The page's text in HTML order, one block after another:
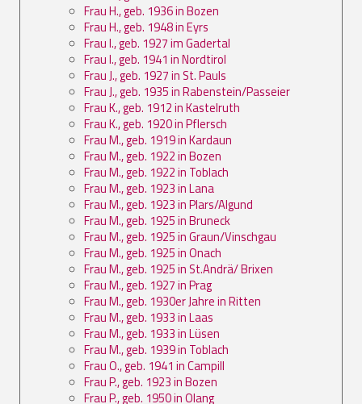
Frau H., geb. 1936 in Bozen
Frau H., geb. 1948 in Eyrs
Frau I., geb. 1927 im Gadertal
Frau I., geb. 1941 in Nordtirol
Frau J., geb. 1927 in St. Pauls
Frau J., geb. 1935 in Rabenstein/Passeier
Frau K., geb. 1912 in Kastelruth
Frau K., geb. 1920 in Pflersch
Frau M., geb. 1919 in Kardaun
Frau M., geb. 1922 in Bozen
Frau M., geb. 1922 in Toblach
Frau M., geb. 1923 in Lana
Frau M., geb. 1923 in Plars/Algund
Frau M., geb. 1925 in Bruneck
Frau M., geb. 1925 in Graun/Vinschgau
Frau M., geb. 1925 in Onach
Frau M., geb. 1925 in St.Andrä/ Brixen
Frau M., geb. 1927 in Prag
Frau M., geb. 1930er Jahre in Ritten
Frau M., geb. 1933 in Laas
Frau M., geb. 1933 in Lüsen
Frau M., geb. 1939 in Toblach
Frau O., geb. 1941 in Campill
Frau P., geb. 1923 in Bozen
Frau P., geb. 1950 in Olang